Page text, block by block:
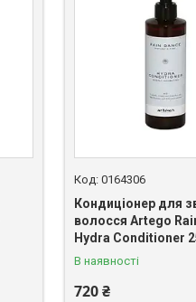
0164306
Кондиціонер для
волосся Artego
Hydra Conditioner
В наявності
720 ₴